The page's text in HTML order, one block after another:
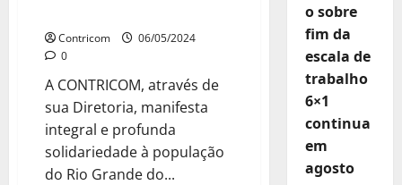
Contricom
06/05/2024
0
A CONTRICOM, através de
sua Diretoria, manifesta
integral e profunda
solidariedade à população
do Rio Grande do...
o sobre
fim da
escala de
trabalho
6×1
continua
em
agosto